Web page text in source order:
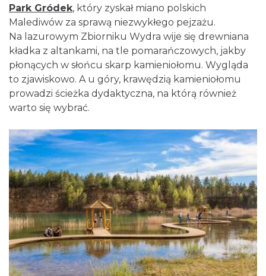
Park Gródek, który zyskał miano polskich
Malediwów za sprawą niezwykłego pejzażu.
Na lazurowym Zbiorniku Wydra wije się drewniana
kładka z altankami, na tle pomarańczowych, jakby
płonących w słońcu skarp kamieniołomu. Wygląda
to zjawiskowo. A u góry, krawędzią kamieniołomu
prowadzi ścieżka dydaktyczna, na którą również
warto się wybrać.